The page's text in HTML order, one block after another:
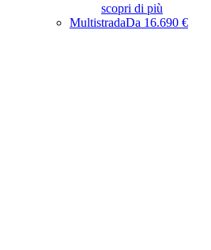
scopri di più
MultistradaDa 16.690 €